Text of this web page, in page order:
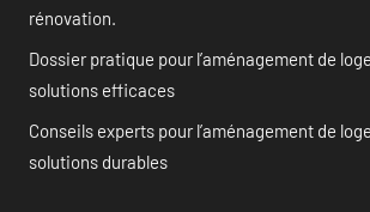
rénovation.
Dossier pratique pour l’aménagement de
solutions efficaces
Conseils experts pour l’aménagement de
solutions durables